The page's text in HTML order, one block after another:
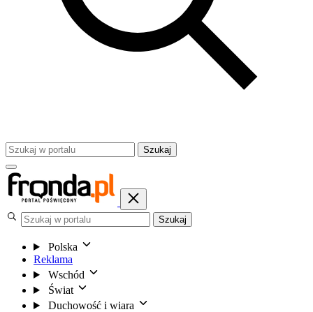
Szukaj
Szukaj
Polska
Reklama
Wschód
Świat
Duchowość i wiara